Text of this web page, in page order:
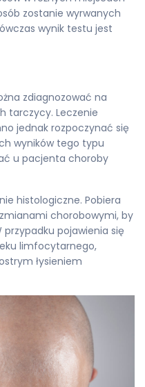
zostanie wyrwanych
wynik testu jest
zdiagnozować na
tarczycy. Leczenie
jednak rozpoczynać się
wyników tego typu
u pacjenta choroby
histologiczne. Pobiera
chorobowymi, by
przypadku pojawienia się
limfocytarnego,
łysieniem